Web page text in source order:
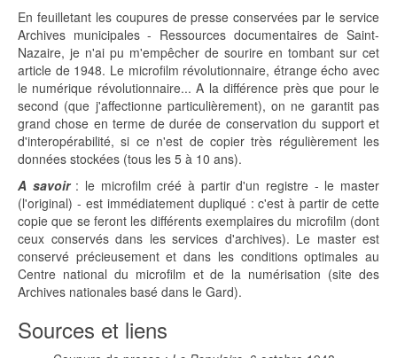
En feuilletant les coupures de presse conservées par le service
Archives municipales - Ressources documentaires de Saint-
Nazaire, je n'ai pu m'empêcher de sourire en tombant sur cet
article de 1948. Le microfilm révolutionnaire, étrange écho avec
le numérique révolutionnaire... A la différence près que pour le
second (que j'affectionne particulièrement), on ne garantit pas
grand chose en terme de durée de conservation du support et
d'interopérabilité, si ce n'est de copier très régulièrement les
données stockées (tous les 5 à 10 ans).
A savoir : le microfilm créé à partir d'un registre - le master
(l'original) - est immédiatement dupliqué : c'est à partir de cette
copie que se feront les différents exemplaires du microfilm (dont
ceux conservés dans les services d'archives). Le master est
conservé précieusement et dans les conditions optimales au
Centre national du microfilm et de la numérisation (site des
Archives nationales basé dans le Gard).
Sources et liens